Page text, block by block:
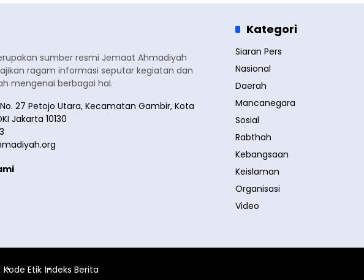
sumber resmi Jemaat Ahmadiyah
ragam informasi seputar kegiatan dan
mengenai berbagai hal.
27 Petojo Utara, Kecamatan Gambir, Kota
Jakarta 10130
Kategori
Siaran Pers
Nasional
Daerah
Mancanegara
Sosial
Rabthah
Kebangsaan
Keislaman
Organisasi
Video
Kode Etik Indeks Berita